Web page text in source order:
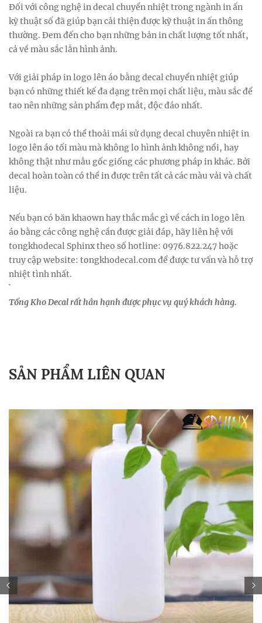
Đối với công nghệ in decal chuyển nhiệt trong ngành in ấn
kỹ thuật số đã giúp bạn cải thiện được kỹ thuật in ấn thông
thường. Đem đến cho bạn những bản in chất lượng tốt nhất,
cả về màu sắc lẫn hình ảnh.
Với giải pháp in logo lên áo bằng decal chuyển nhiệt giúp
bạn có những thiết kế đa dạng trên mọi chất liệu, màu sắc để
tao nên những sản phẩm đẹp mắt, độc đáo nhất.
Ngoài ra bạn có thể thoải mái sử dụng decal chuyên nhiệt in
logo lên áo tối màu mà không lo hình ảnh không nổi, hay
không thật như mẫu gốc giống các phương pháp in khác. Bởi
decal hoàn toàn có thể in được trên tất cả các màu vải và chất
liệu.
Nếu bạn có băn khaown hay thắc mắc gì về cách in logo lên
áo bằng các công nghệ cần được giải đáp, hãy liên hệ với
tongkhodecal Sphinx theo số hotline: 0976.822.247 hoặc
truy cập website: tongkhodecal.com để được tư vấn và hỗ trợ
nhiệt tình nhất.
`
Tổng Kho Decal rất hân hạnh được phục vụ quý khách hàng.
SẢN PHẨM LIÊN QUAN